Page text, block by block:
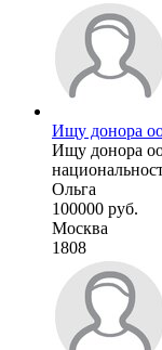
Ищу донора
Ищу донора
Ольга
100000 руб.
Москва
1808